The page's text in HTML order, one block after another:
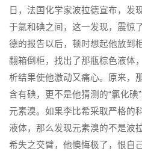
日，法国化学家波拉德宣布，发
于氯和碘之间，这一发现，震惊
德的报告以后，顿时想起他放到
翻箱倒柜，找出了那瓶棕色液体
析结果使他激动又痛心。原来，
含有碘，更不是他猜测的“氯化
元素溴。如果李比希采取严格的
液体，那么发现元素溴的不是波
希失之交臂，他懊悔极了，恨自